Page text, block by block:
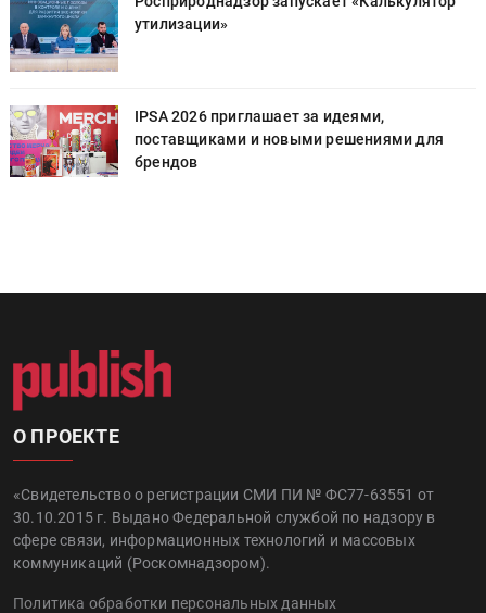
утилизации»
IPSA 2026 приглашает за идеями,
поставщиками и новыми решениями для
брендов
О ПРОЕКТЕ
«Свидетельство о регистрации СМИ ПИ № ФС77-63551 от
30.10.2015 г. Выдано Федеральной службой по надзору в
сфере связи, информационных технологий и массовых
коммуникаций (Роскомнадзором).
Политика обработки персональных данных